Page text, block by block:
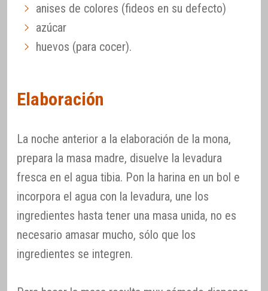
anises de colores (fideos en su defecto)
azúcar
huevos (para cocer).
Elaboración
La noche anterior a la elaboración de la mona,
prepara la masa madre, disuelve la levadura
fresca en el agua tibia. Pon la harina en un bol e
incorpora el agua con la levadura, une los
ingredientes hasta tener una masa unida, no es
necesario amasar mucho, sólo que los
ingredientes se integren.